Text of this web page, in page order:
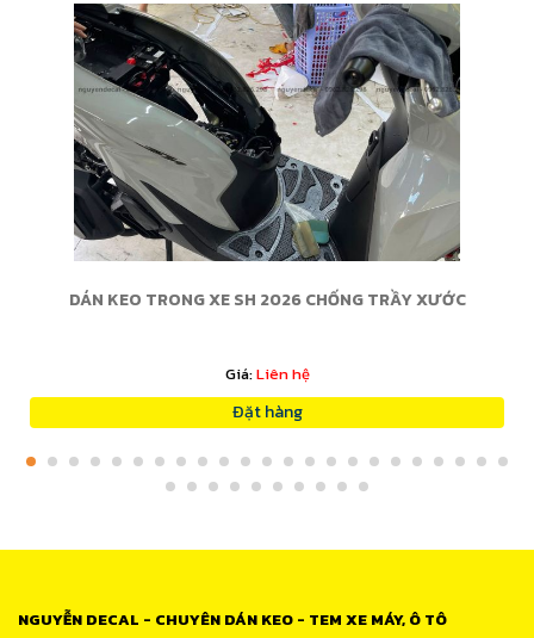
DÁN KEO TRONG XE SH 2026 CHỐNG TRẦY XƯỚC
Giá:Liên hệ
Đặt hàng
NGUYỄN DECAL - CHUYÊN DÁN KEO - TEM XE MÁY, Ô TÔ